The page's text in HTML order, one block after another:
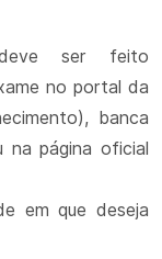
ser feito
no portal da
banca
na página oficial
em que deseja